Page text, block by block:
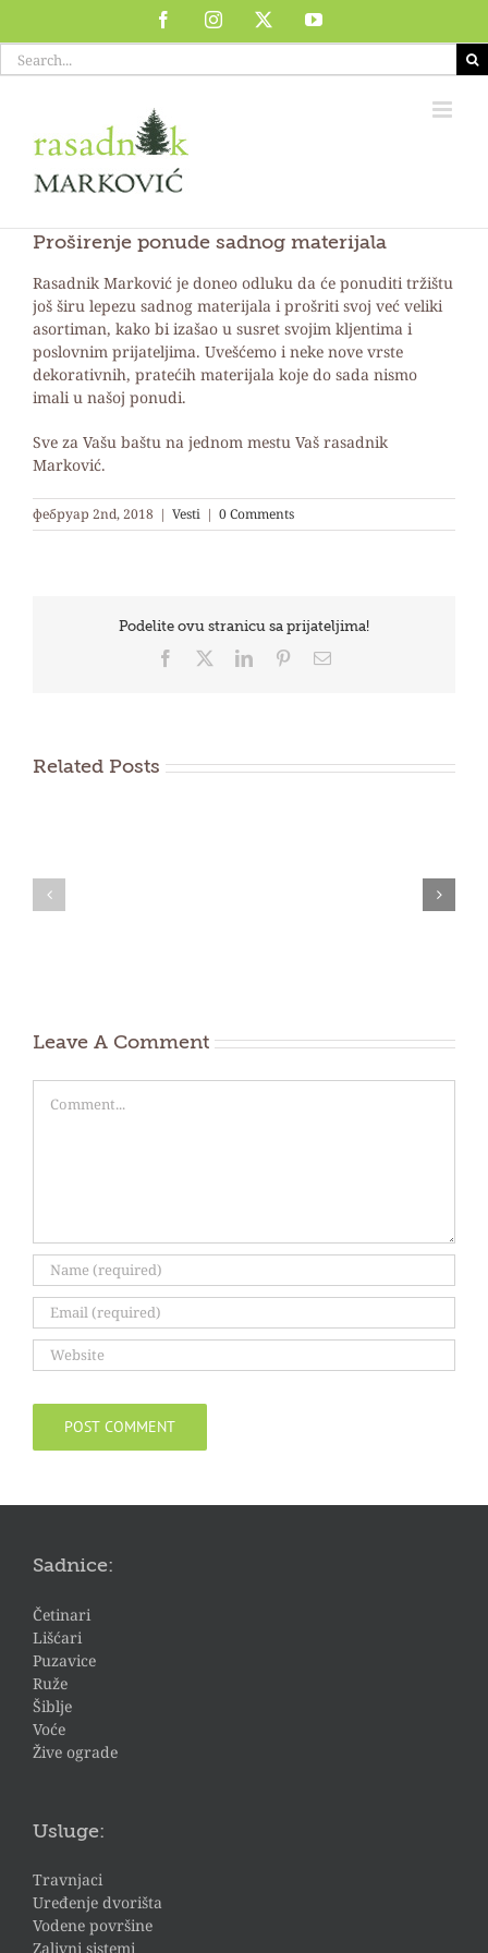
content
FacebookInstagram YouTube
Search
for:
Proširenje ponude sadnog materijala
Rasadnik Marković je doneo odluku da će ponuditi tržištu
još širu lepezu sadnog materijala i prošriti svoj već veliki
asortiman, kako bi izašao u susret svojim kljentima i
poslovnim prijateljima. Uvešćemo i neke nove vrste
dekorativnih, pratećih materijala koje do sada nismo
imali u našoj ponudi.
Sve za Vašu baštu na jednom mestu Vaš rasadnik
Marković.
фебруар 2nd, 2018 | Vesti | 0 Comments
Podelite ovu stranicu sa prijateljima!
Facebook LinkedInPinterestEmail
Related Posts
Leave A Comment
Sadnice:
Četinari
Lišćari
Puzavice
Ruže
Šiblje
Voće
Žive ograde
Usluge:
Travnjaci
Uređenje dvorišta
Vodene površine
Zalivni sistemi